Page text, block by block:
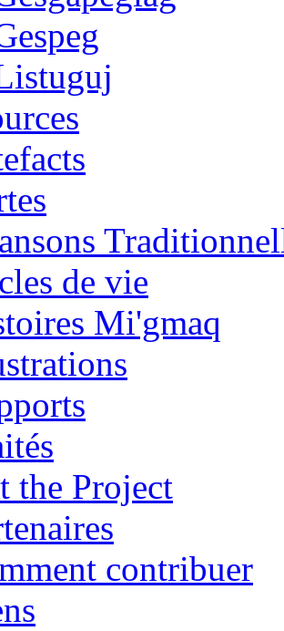
de vie
Mi'gmaq
the Project
contribuer